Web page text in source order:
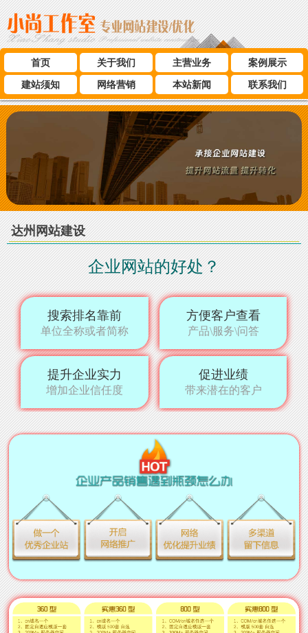
首页 关于我们 主营业务
案例展示
建站须知
网络营销 本站新闻 联系我们
达州网站建设
企业网站的好处？
搜索排名靠前
单位全称或者简称
方便客户查看
产品\服务\问答
提升企业实力
增加企业信任度
促进业绩
带来潜在的客户